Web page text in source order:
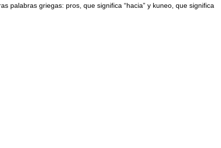
palabras griegas: pros, que significa “hacia” y kuneo, que significa